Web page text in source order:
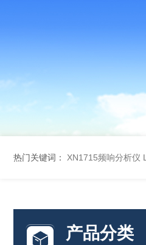
热门关键词： XN1715频响分析仪
产品分类